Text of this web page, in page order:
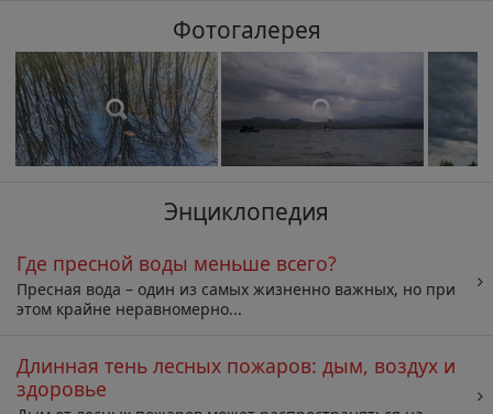
Фотогалерея
Энциклопедия
Где пресной воды меньше всего?
Пресная вода – один из самых жизненно важных, но при
этом крайне неравномерно...
Длинная тень лесных пожаров: дым, воздух и
здоровье